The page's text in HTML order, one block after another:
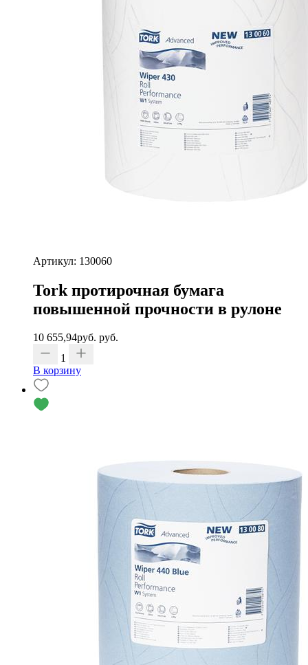
Артикул: 130060
Tork протирочная бумага
повышенной прочности в рулоне
10 655,94руб. руб.
1
В корзину